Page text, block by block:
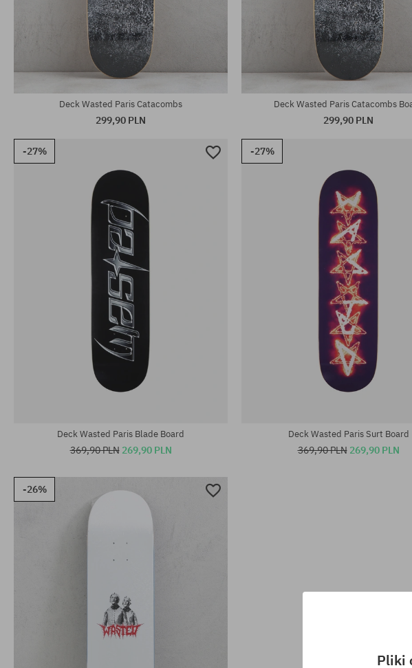
Deck Wasted Paris Catacombs
299,90 PLN
Deck Wasted Paris Catacombs
299,90 PLN
-27%
Deck Wasted Paris Blade Board
369,90 PLN 269,90 PLN
-27%
Deck Wasted Paris Surt Board
369,90 PLN 269,90 PLN
-26%
Pliki